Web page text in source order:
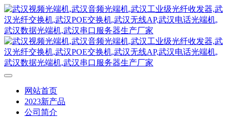
网站首页
2023新产品
公司简介